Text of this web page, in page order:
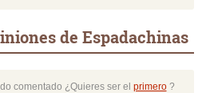
de Espadachinas
comentado ¿Quieres ser el primero?